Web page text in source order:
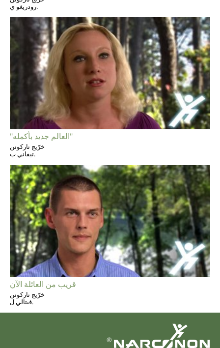
رودريغو ي.
"العالم جديد بأكمله"
خرّيج ناركونن
تيفاني ب.
قريب من العائلة الآن
خرّيج ناركونن
فيتالي ل.
®